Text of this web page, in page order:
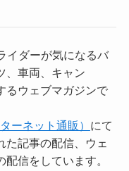
イダーが気になるバ
、車両、キャン
るウェブマガジンで
ーネット通販） にて
た記事の配信、ウェ
信をしています。